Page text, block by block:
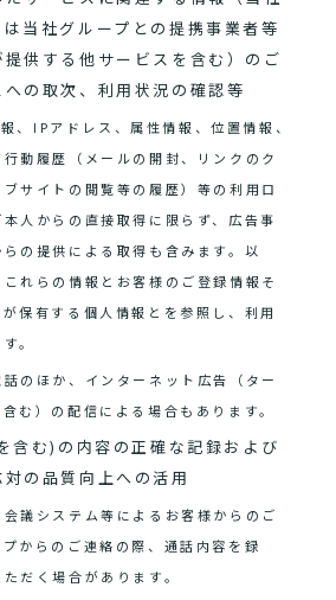
当社グループとの提携事業者等
供する他サービスを含む）のご
の取次、利用状況の確認等
、IPアドレス、属性情報、位置情報、
動履歴（メールの開封、リンクのク
サイトの閲覧等の履歴）等の利用ロ
人からの直接取得に限らず、広告事
の提供による取得も含みます。以
れらの情報とお客様のご登録情報そ
保有する個人情報とを参照し、利用
。
のほか、インターネット広告（ター
む）の配信による場合もあります。
含む)の内容の正確な記録および
の品質向上への活用
議システム等によるお客様からのご
からのご連絡の際、通話内容を録
だく場合があります。